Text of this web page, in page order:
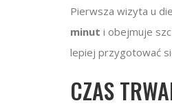
Pierwsza wizyta u
minut i obejmuje
lepiej przygotować
CZAS